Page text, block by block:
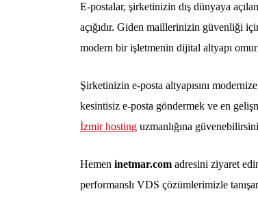
E-postalar, şirketinizin dış dünyaya
açığıdır. Giden maillerinizin güvenliği
modern bir işletmenin dijital altyapı
Şirketinizin e-posta altyapısını
kesintisiz e-posta göndermek ve en
İzmir hosting uzmanlığına
Hemen inetmar.com adresini ziyaret
performanslı VDS çözümlerimizle